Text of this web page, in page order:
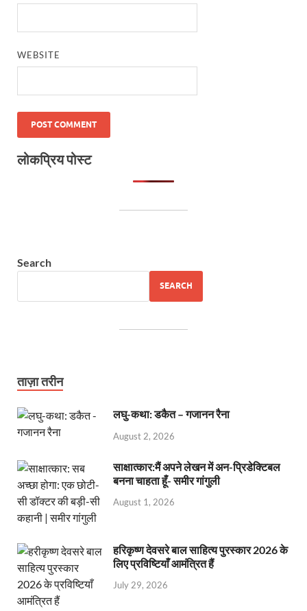
WEBSITE
लोकप्रिय पोस्ट
Search
SEARCH
ताज़ा तरीन
लघु-कथा: डकैत – गजानन रैना
August 2, 2026
साक्षात्कार:मैं अपने लेखन में अन-प्रिडेक्टिबल
बनना चाहता हूँ- समीर गांगुली
August 1, 2026
हरिकृष्ण देवसरे बाल साहित्य पुरस्कार 2026 के
लिए प्रविष्टियाँ आमंत्रित हैं
July 29, 2026